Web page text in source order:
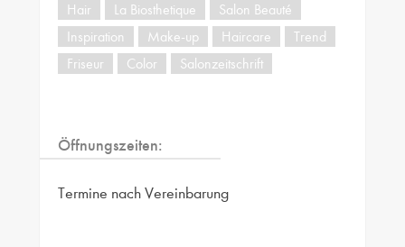
Hair La Biosthetique
Salon Beauté
Inspiration
Make-up Haircare
Trend
Friseur
Color Salonzeitschrift
Öffnungszeiten:
Termine nach Vereinbarung